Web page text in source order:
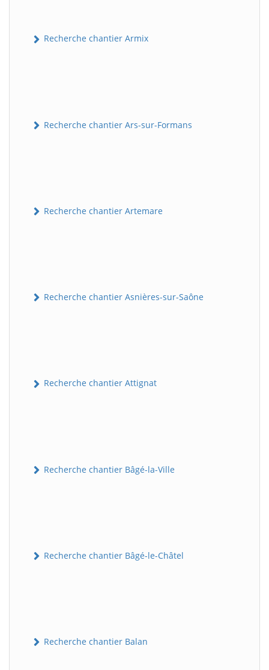
Recherche chantier Armix
Recherche chantier Ars-sur-Formans
Recherche chantier Artemare
Recherche chantier Asnières-sur-Saône
Recherche chantier Attignat
Recherche chantier Bâgé-la-Ville
Recherche chantier Bâgé-le-Châtel
Recherche chantier Balan